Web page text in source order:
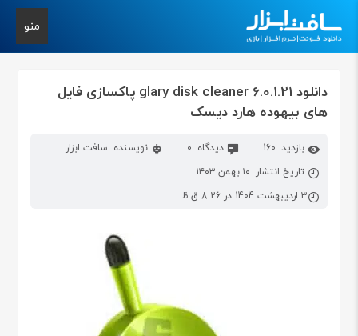
منو
دانلود glary disk cleaner 6.0.1.21 پاکسازی فایل
های بیهوده هارد دیسک
بازدید: 160 دیدگاه: 0
نویسنده: سافت ابزار
تاریخ انتشار: ۱۰ بهمن ۱۴۰۳
3 اردیبهشت 1404 در 8:26 ق.ظ